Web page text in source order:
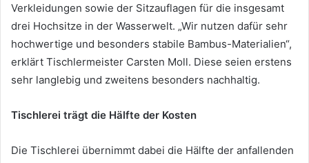
Verkleidungen sowie der Sitzauflagen für die insgesamt
drei Hochsitze in der Wasserwelt. „Wir nutzen dafür sehr
hochwertige und besonders stabile Bambus-Materialien“,
erklärt Tischlermeister Carsten Moll. Diese seien erstens
sehr langlebig und zweitens besonders nachhaltig.
Tischlerei trägt die Hälfte der Kosten
Die Tischlerei übernimmt dabei die Hälfte der anfallenden